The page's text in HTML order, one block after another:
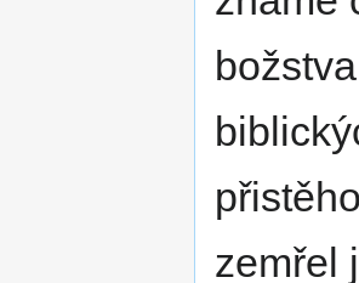
zemřel